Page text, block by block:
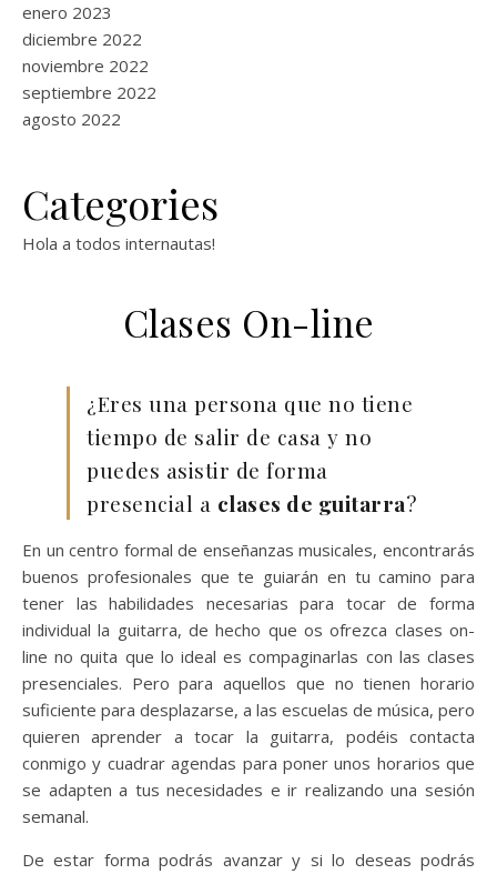
enero 2023
diciembre 2022
noviembre 2022
septiembre 2022
agosto 2022
Categories
Hola a todos internautas!
Clases On-line
¿Eres una persona que no tiene
tiempo de salir de casa y no
puedes asistir de forma
presencial a clases de guitarra?
En un centro formal de enseñanzas musicales, encontrarás
buenos profesionales que te guiarán en tu camino para
tener las habilidades necesarias para tocar de forma
individual la guitarra, de hecho que os ofrezca clases on-
line no quita que lo ideal es compaginarlas con las clases
presenciales. Pero para aquellos que no tienen horario
suficiente para desplazarse, a las escuelas de música, pero
quieren aprender a tocar la guitarra, podéis contacta
conmigo y cuadrar agendas para poner unos horarios que
se adapten a tus necesidades e ir realizando una sesión
semanal.
De estar forma podrás avanzar y si lo deseas podrás